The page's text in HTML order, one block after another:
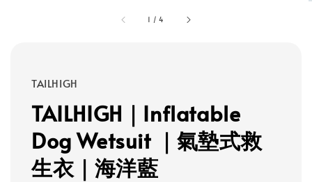
1 /4
TAILHIGH
TAILHIGH｜Inflatable
Dog Wetsuit ｜氣墊式救
生衣｜海洋藍